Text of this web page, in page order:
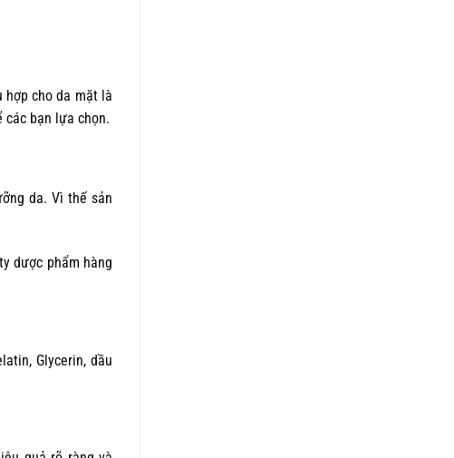
cho da mặt là
bạn lựa chọn.
da. Vì thế sản
dược phẩm hàng
Glycerin, dầu